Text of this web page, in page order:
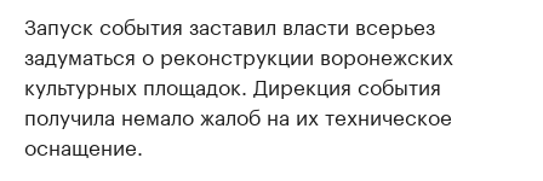
Запуск события заставил власти всерьез
задуматься о реконструкции воронежских
культурных площадок. Дирекция события
получила немало жалоб на их техническое
оснащение.